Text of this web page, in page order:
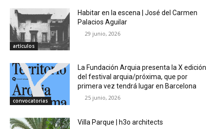
artículos
Habitar en la escena | José del Carmen
Palacios Aguilar
29 junio, 2026
convocatorias
La Fundación Arquia presenta la X edición
del festival arquia/próxima, que por
primera vez tendrá lugar en Barcelona
25 junio, 2026
Villa Parque | h3o architects